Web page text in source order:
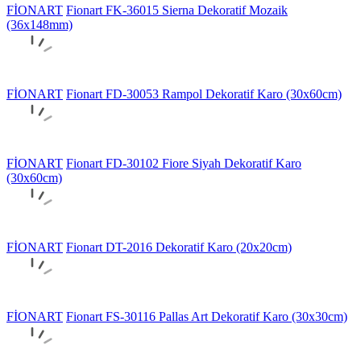
FİONART Fionart FK-36015 Sierna Dekoratif Mozaik
(36x148mm)
FİONART Fionart FD-30053 Rampol Dekoratif Karo (30x60cm)
FİONART Fionart FD-30102 Fiore Siyah Dekoratif Karo
(30x60cm)
FİONART Fionart DT-2016 Dekoratif Karo (20x20cm)
FİONART Fionart FS-30116 Pallas Art Dekoratif Karo (30x30cm)